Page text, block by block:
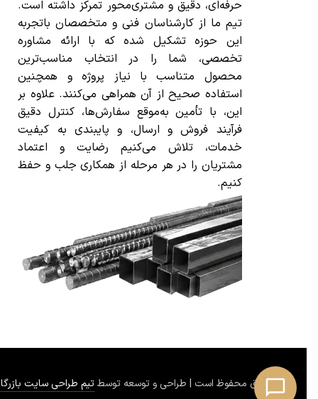
حرفه‌ای، دقیق و مشتری‌محور تمرکز داشته است.
تیم ما از کارشناسان فنی و متخصصان باتجربه
این حوزه تشکیل شده که با ارائه مشاوره
تخصصی، شما را در انتخاب مناسب‌ترین
محصول متناسب با نیاز پروژه و همچنین
استفاده صحیح از آن همراهی می‌کنند. علاوه بر
این، با تأمین به‌موقع سفارش‌ها، کنترل دقیق
فرآیند فروش و ارسال، و پایبندی به کیفیت
خدمات، تلاش می‌کنیم رضایت و اعتماد
مشتریان را در هر مرحله از همکاری جلب و حفظ
کنیم.
© 2026 کلیه حقوق محفوظ است | طراحی و توسعه توسطتیم طراحی سایت